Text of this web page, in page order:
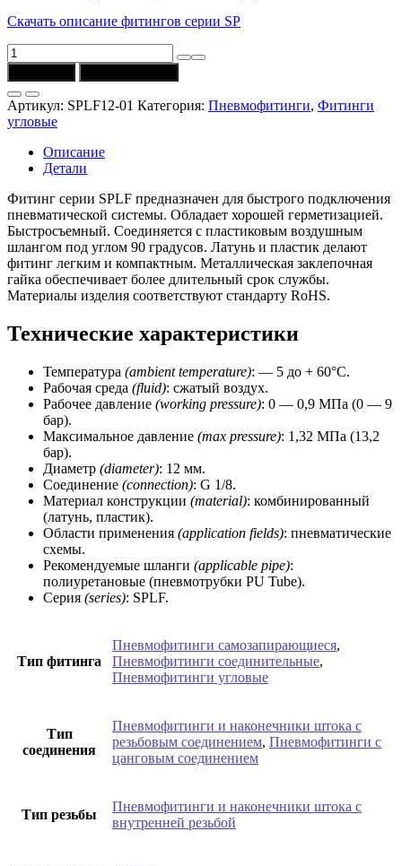
Скачать описание фитингов серии SP
Количество
товара
Фитинг
SPLF12-
01
угловой
CSNSP
Артикул: SPLF12-01 Категория: Пневмофитинги, Фитинги
угловые
Описание
Детали
Фитинг серии SPLF предназначен для быстрого подключения
пневматической системы. Обладает хорошей герметизацией.
Быстросъемный. Соединяется с пластиковым воздушным
шлангом под углом 90 градусов. Латунь и пластик делают
фитинг легким и компактным. Металлическая заклепочная
гайка обеспечивает более длительный срок службы.
Материалы изделия соответствуют стандарту RoHS.
Технические характеристики
Температура (ambient temperature): — 5 до + 60°C.
Рабочая среда (fluid): сжатый воздух.
Рабочее давление (working pressure): 0 — 0,9 МПа (0 — 9
бар).
Максимальное давление (max pressure): 1,32 МПа (13,2
бар).
Диаметр (diameter): 12 мм.
Соединение (connection): G 1/8.
Материал конструкции (material): комбинированный
(латунь, пластик).
Области применения (application fields): пневматические
схемы.
Рекомендуемые шланги (applicable pipe):
полиуретановые (пневмотрубки PU Tube).
Серия (series): SPLF.
Тип фитинга
Пневмофитинги самозапирающиеся,
Пневмофитинги соединительные,
Пневмофитинги угловые
Тип
соединения
Пневмофитинги и наконечники штока с
резьбовым соединением, Пневмофитинги с
цанговым соединением
Тип резьбы
Пневмофитинги и наконечники штока с
внутренней резьбой